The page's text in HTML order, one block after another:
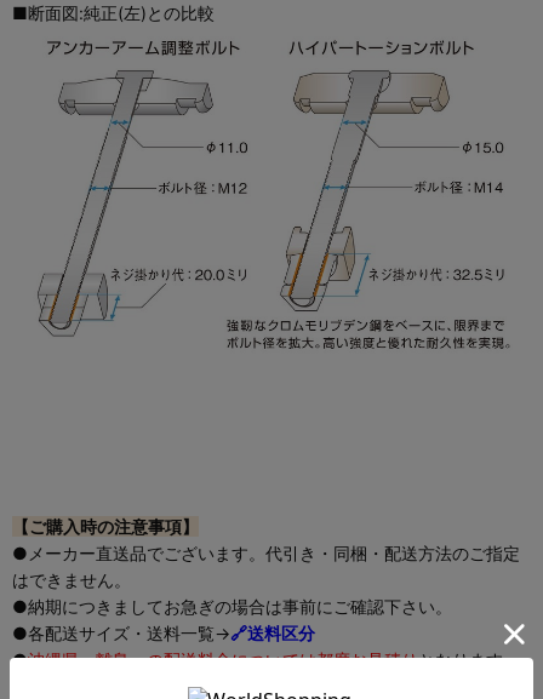
■断面図:純正(左)との比較
【ご購入時の注意事項】
●メーカー直送品でございます。代引き・同梱・配送方法のご指定
はできません。
●納期につきましてお急ぎの場合は事前にご確認下さい。
●各配送サイズ・送料一覧→🔗送料区分
●沖縄県・離島への配送料金については都度お見積りとなります。
ご購入前にお問合せいただくか、弊社案内メールにてご確認くださ